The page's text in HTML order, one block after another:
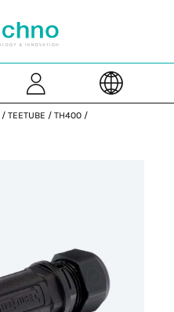
/ TEETUBE / TH400 /